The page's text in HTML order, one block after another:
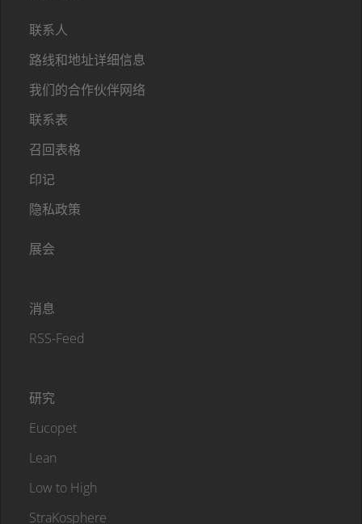
联系人
路线和地址详细信息
我们的合作伙伴网络
联系表
召回表格
印记
隐私政策
展会
消息
RSS-Feed
研究
Eucopet
Lean
Low to High
StraKosphere